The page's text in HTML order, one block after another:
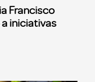
Francisco
iniciativas